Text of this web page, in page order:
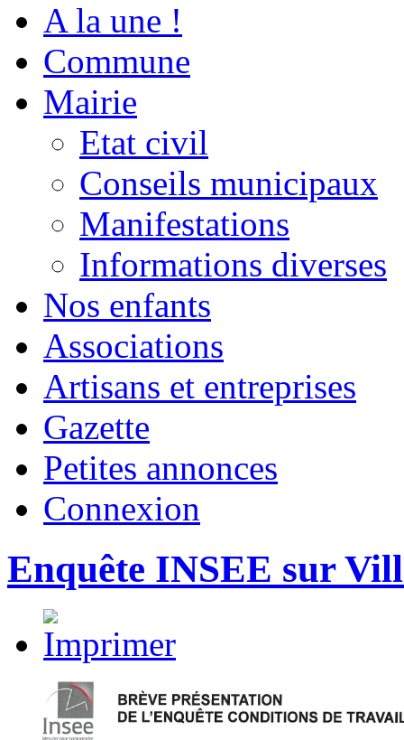
A la une !
Commune
Mairie
Etat civil
Conseils municipaux
Manifestations
Informations diverses
Nos enfants
Associations
Artisans et entreprises
Gazette
Petites annonces
Connexion
Enquête INSEE sur